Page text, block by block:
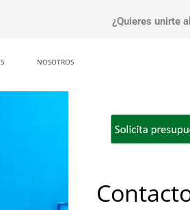
¿Quieres unirte
NOSOTROS